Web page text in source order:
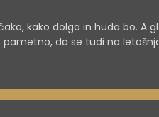
kako dolga in huda bo. A
pametno, da se tudi na
vrednosti.